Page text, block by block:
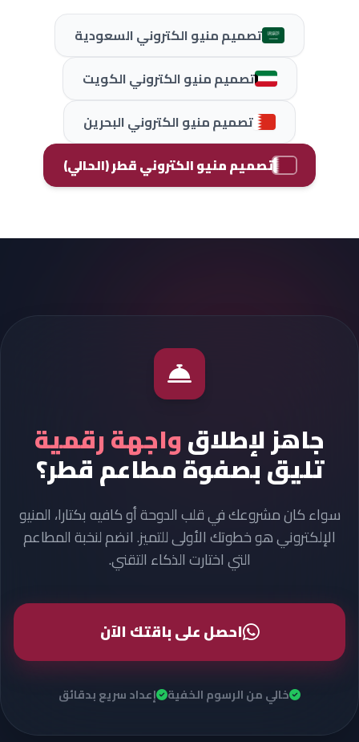
تصميم منيو الكتروني السعودية
تصميم منيو الكتروني الكويت
تصميم منيو الكتروني البحرين
تصميم منيو الكتروني قطر (الحالي)
جاهز لإطلاقواجهة رقمية
تليق بصفوة مطاعم قطر؟
سواء كان مشروعك في قلب الدوحة أو كافيه بكتارا، المنيو
الإلكتروني هو خطوتك الأولى للتميز. انضم لنخبة المطاعم
التي اختارت الذكاء التقني.
احصل على باقتك الآن
خالي من الرسوم الخفية إعداد سريع بدقائق